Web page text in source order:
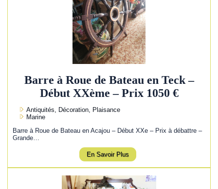
Barre à Roue de Bateau en Teck –
Début XXème – Prix 1050 €
Antiquités, Décoration, Plaisance
Marine
Barre à Roue de Bateau en Acajou – Début XXe – Prix à débattre –
Grande…
En Savoir Plus